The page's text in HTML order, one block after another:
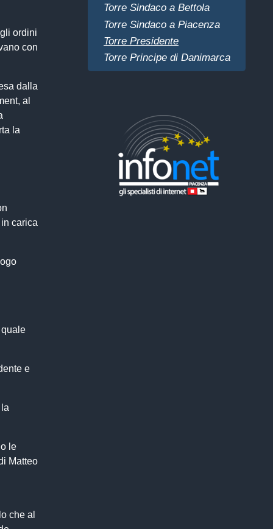
ordini
con
dalla
al
la
carica
e
le
Matteo
che al
Torre Sindaco a Bettola
Torre Sindaco a Piacenza
Torre Presidente
Torre Principe di Danimarca